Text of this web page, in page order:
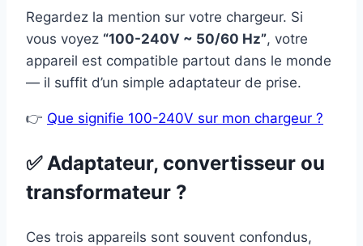
Regardez la mention sur votre chargeur. Si
vous voyez “100-240V ~ 50/60 Hz”, votre
appareil est compatible partout dans le monde
— il suffit d’un simple adaptateur de prise.
👉 Que signifie 100-240V sur mon chargeur ?
✅ Adaptateur, convertisseur ou
transformateur ?
Ces trois appareils sont souvent confondus,